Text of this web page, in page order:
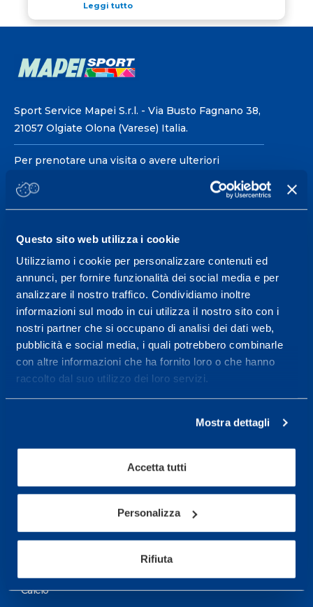
Questo sito web utilizza i cookie
Utilizziamo i cookie per personalizzare contenuti ed
annunci, per fornire funzionalità dei social media e per
analizzare il nostro traffico. Condividiamo inoltre
informazioni sul modo in cui utilizza il nostro sito con i
nostri partner che si occupano di analisi dei dati web,
pubblicità e social media, i quali potrebbero combinarle
con altre informazioni che ha fornito loro o che hanno
raccolto dal suo utilizzo dei loro servizi.
Mostra dettagli
Accetta tutti
Personalizza
Rifiuta
Leggi tutto
Sport Service Mapei S.r.l. - Via Busto Fagnano 38,
21057 Olgiate Olona (Varese) Italia.
Per prenotare una visita o avere ulteriori
informazioni: telefonare allo +39 0331 575757 da
lunedì a venerdì 9.30-12.30 e 14.30-17.30.
Da Lunedì al Venerdì
08.30 - 18.30
Centro servizi per l'alta
prestazione ed il
wellness.
Maggiori informazioni
Test di valutazione
Programmazione Allenamento
Calcio